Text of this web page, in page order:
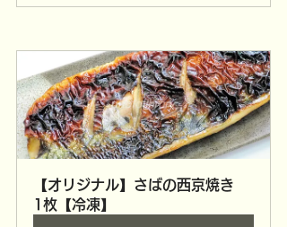
【オリジナル】さばの西京焼き
1枚【冷凍】